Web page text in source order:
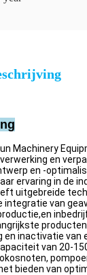
Machinery
verwerking en
en -
ervaring in de
uitgebreide
integratie van
en inactivatie van
van 20-
bieden van